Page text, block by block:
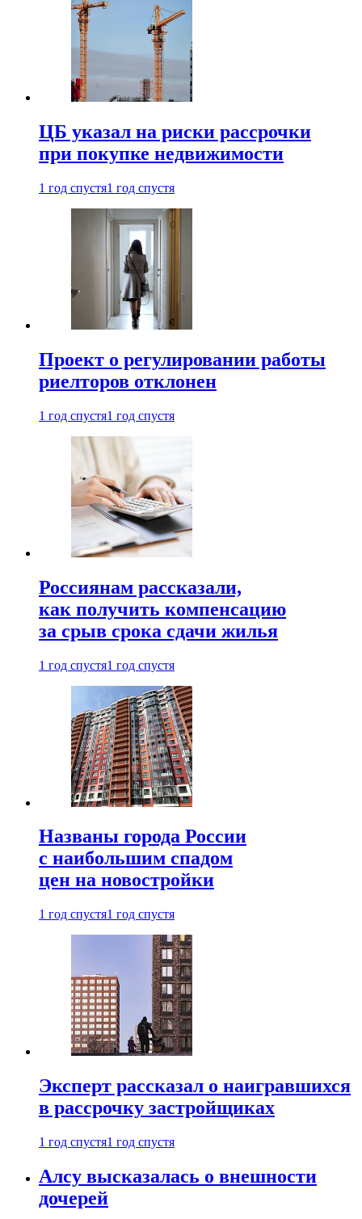
ЦБ указал на риски рассрочки
при покупке недвижимости
1 год спустя1 год спустя
Проект о регулировании работы
риелторов отклонен
1 год спустя1 год спустя
Россиянам рассказали,
как получить компенсацию
за срыв срока сдачи жилья
1 год спустя1 год спустя
Названы города России
с наибольшим спадом
цен на новостройки
1 год спустя1 год спустя
Эксперт рассказал о наигравшихся
в рассрочку застройщиках
1 год спустя1 год спустя
Алсу высказалась о внешности
дочерей